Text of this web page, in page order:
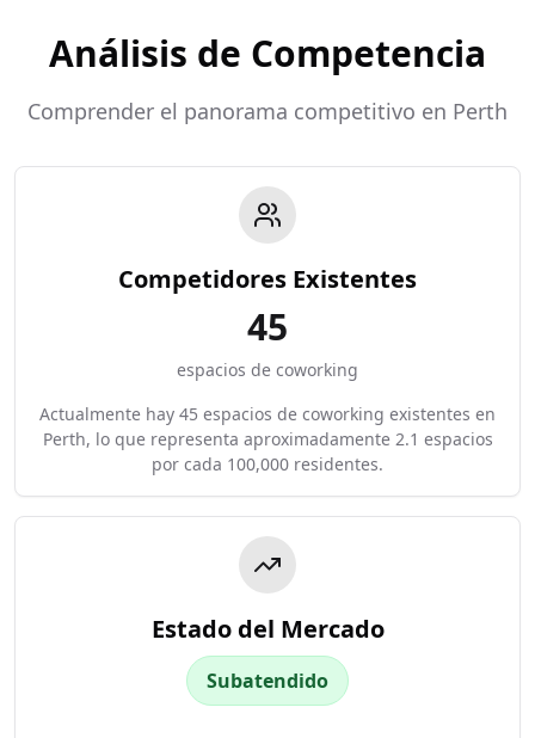
Análisis de Competencia
Comprender el panorama competitivo en Perth
Competidores Existentes
45
espacios de coworking
Actualmente hay 45 espacios de coworking existentes en
Perth, lo que representa aproximadamente 2.1 espacios
por cada 100,000 residentes.
Estado del Mercado
Subatendido